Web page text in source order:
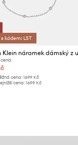
kódem: LST
cena: 1699 Kč
cena: 1699 Kč